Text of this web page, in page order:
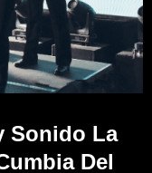
Sonido La
Del